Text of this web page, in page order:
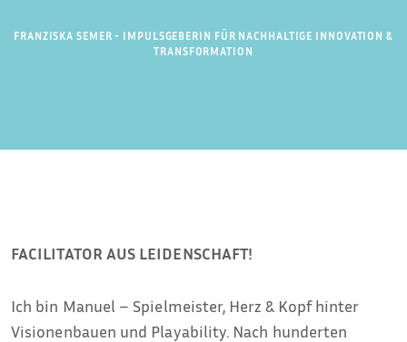
FRANZISKA SEMER - IMPULSGEBERIN FÜR NACHHALTIGE INNOVATION &
TRANSFORMATION
FACILITATOR AUS LEIDENSCHAFT!
Ich bin Manuel – Spielmeister, Herz & Kopf hinter
Visionenbauen und Playability. Nach hunderten